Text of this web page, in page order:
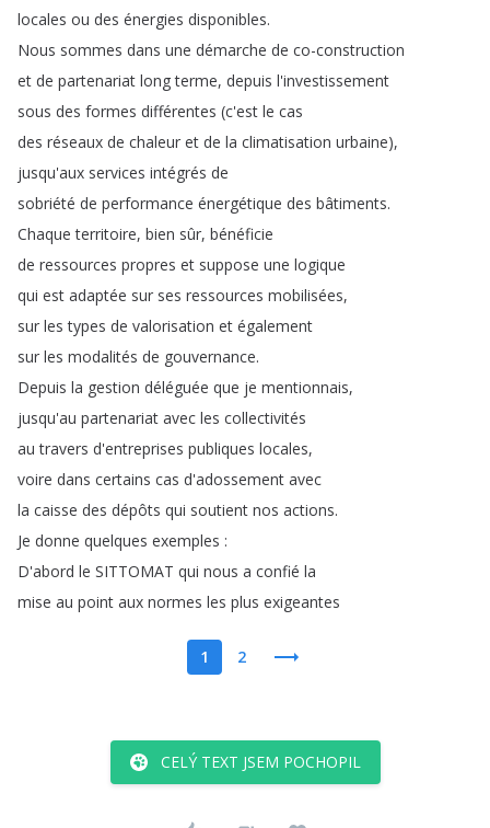
locales ou des énergies disponibles.
Nous sommes dans une démarche de co-construction
et de partenariat long terme, depuis l'investissement
sous des formes différentes (c'est le cas
des réseaux de chaleur et de la climatisation urbaine),
jusqu'aux services intégrés de
sobriété de performance énergétique des bâtiments.
Chaque territoire, bien sûr, bénéficie
de ressources propres et suppose une logique
qui est adaptée sur ses ressources mobilisées,
sur les types de valorisation et également
sur les modalités de gouvernance.
Depuis la gestion déléguée que je mentionnais,
jusqu'au partenariat avec les collectivités
au travers d'entreprises publiques locales,
voire dans certains cas d'adossement avec
la caisse des dépôts qui soutient nos actions.
Je donne quelques exemples :
D'abord le SITTOMAT qui nous a confié la
mise au point aux normes les plus exigeantes
1 2
CELÝ TEXT JSEM POCHOPIL